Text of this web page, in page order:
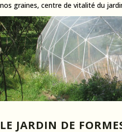
nos graines, centre de vitalité du
LE JARDIN DE